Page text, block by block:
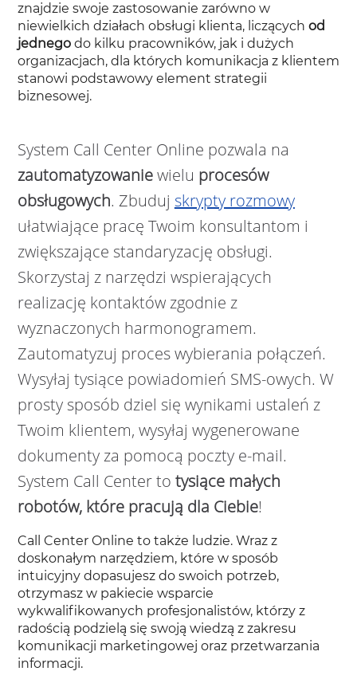
znajdzie swoje zastosowanie zarówno w
niewielkich działach obsługi klienta, liczących od
jednegodo kilku pracowników, jak i dużych
organizacjach, dla których komunikacja z klientem
stanowi podstawowy element strategii
biznesowej.
System Call Center Online pozwala na
zautomatyzowaniewielu procesów
obsługowych. Zbuduj skrypty rozmowy
ułatwiające pracę Twoim konsultantom i
zwiększające standaryzację obsługi.
Skorzystaj z narzędzi wspierających
realizację kontaktów zgodnie z
wyznaczonych harmonogramem.
Zautomatyzuj proces wybierania połączeń.
Wysyłaj tysiące powiadomień SMS-owych. W
prosty sposób dziel się wynikami ustaleń z
Twoim klientem, wysyłaj wygenerowane
dokumenty za pomocą poczty e-mail.
System Call Center to tysiące małych
robotów, które pracują dla Ciebie!
Call Center Online to także ludzie. Wraz z
doskonałym narzędziem, które w sposób
intuicyjny dopasujesz do swoich potrzeb,
otrzymasz w pakiecie wsparcie
wykwalifikowanych profesjonalistów, którzy z
radością podzielą się swoją wiedzą z zakresu
komunikacji marketingowej oraz przetwarzania
informacji.